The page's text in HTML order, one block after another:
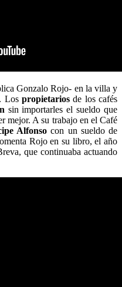
Gonzalo Rojo- en la villa y
Lospropietarios de los cafés
sin importarles el sueldo que
mejor. A su trabajo en el Café
Alfonso con un sueldo de
Rojo en su libro, el año
que continuaba actuando